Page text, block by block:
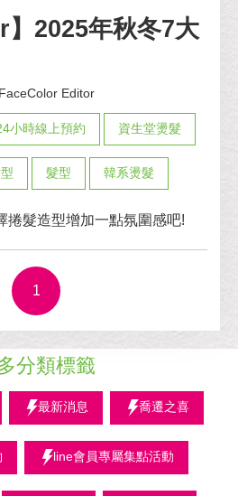
】2025年秋冬7大
Editor
小時線上預約 資生堂燙髮
髮型 韓系燙髮
捲髮造型增加一點氛圍感吧!
1
分類標籤
最新消息 喬遷之喜
line會員專屬集點活動